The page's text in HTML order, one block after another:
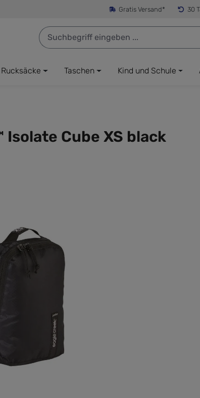
Gratis Versand* 30
Rucksäcke Taschen Kind und Schule
Isolate Cube XS black